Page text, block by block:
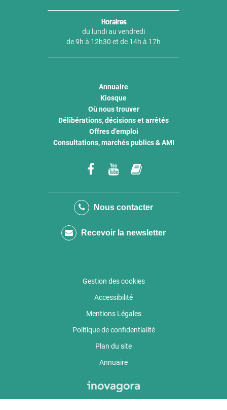
Horaires
du lundi au vendredi
de 9h à 12h30 et de 14h à 17h
Annuaire
Kiosque
Où nous trouver
Délibérations, décisions et arrêtés
Offres d’emploi
Consultations, marchés publics & AMI
Lien
le
Facebook
Lien
la
Youtube
le
calaméo
Nous contacter
Recevoir la newsletter
Gestion des cookies
Accessibilité
Mentions Légales
Politique de confidentialité
Plan du site
Annuaire